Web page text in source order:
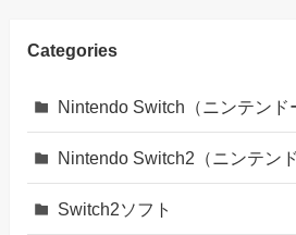
Categories
Nintendo Switch（ニンテンド
Nintendo Switch2（ニンテン
Switch2ソフト